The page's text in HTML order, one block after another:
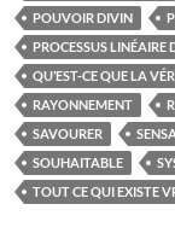
POUVOIR DIVIN
PROCESSUS LINÉAIRE
QU’EST-CE QUE LA
RAYONNEMENT
SAVOURER
SOUHAITABLE
TOUT CE QUI EXISTE